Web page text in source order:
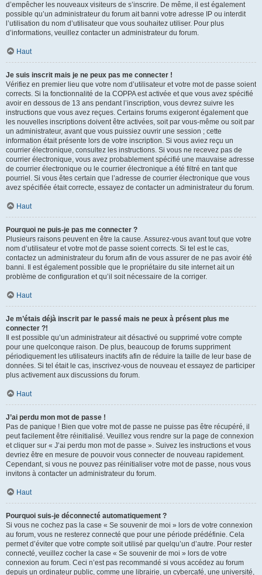
d’empêcher les nouveaux visiteurs de s’inscrire. De même, il est également
possible qu’un administrateur du forum ait banni votre adresse IP ou interdit
l’utilisation du nom d’utilisateur que vous souhaitez utiliser. Pour plus
d’informations, veuillez contacter un administrateur du forum.
Haut
Je suis inscrit mais je ne peux pas me connecter !
Vérifiez en premier lieu que votre nom d’utilisateur et votre mot de passe soient
corrects. Si la fonctionnalité de la COPPA est activée et que vous avez spécifié
avoir en dessous de 13 ans pendant l’inscription, vous devrez suivre les
instructions que vous avez reçues. Certains forums exigeront également que
les nouvelles inscriptions doivent être activées, soit par vous-même ou soit par
un administrateur, avant que vous puissiez ouvrir une session ; cette
information était présente lors de votre inscription. Si vous aviez reçu un
courrier électronique, consultez les instructions. Si vous ne recevez pas de
courrier électronique, vous avez probablement spécifié une mauvaise adresse
de courrier électronique ou le courrier électronique a été filtré en tant que
pourriel. Si vous êtes certain que l’adresse de courrier électronique que vous
avez spécifiée était correcte, essayez de contacter un administrateur du forum.
Haut
Pourquoi ne puis-je pas me connecter ?
Plusieurs raisons peuvent en être la cause. Assurez-vous avant tout que votre
nom d’utilisateur et votre mot de passe soient corrects. Si tel est le cas,
contactez un administrateur du forum afin de vous assurer de ne pas avoir été
banni. Il est également possible que le propriétaire du site internet ait un
problème de configuration et qu’il soit nécessaire de la corriger.
Haut
Je m’étais déjà inscrit par le passé mais ne peux à présent plus me
connecter ?!
Il est possible qu’un administrateur ait désactivé ou supprimé votre compte
pour une quelconque raison. De plus, beaucoup de forums suppriment
périodiquement les utilisateurs inactifs afin de réduire la taille de leur base de
données. Si tel était le cas, inscrivez-vous de nouveau et essayez de participer
plus activement aux discussions du forum.
Haut
J’ai perdu mon mot de passe !
Pas de panique ! Bien que votre mot de passe ne puisse pas être récupéré, il
peut facilement être réinitialisé. Veuillez vous rendre sur la page de connexion
et cliquer sur « J’ai perdu mon mot de passe ». Suivez les instructions et vous
devriez être en mesure de pouvoir vous connecter de nouveau rapidement.
Cependant, si vous ne pouvez pas réinitialiser votre mot de passe, nous vous
invitons à contacter un administrateur du forum.
Haut
Pourquoi suis-je déconnecté automatiquement ?
Si vous ne cochez pas la case « Se souvenir de moi » lors de votre connexion
au forum, vous ne resterez connecté que pour une période prédéfinie. Cela
permet d’éviter que votre compte soit utilisé par quelqu’un d’autre. Pour rester
connecté, veuillez cocher la case « Se souvenir de moi » lors de votre
connexion au forum. Ceci n’est pas recommandé si vous accédez au forum
depuis un ordinateur public, comme une librairie, un cybercafé, une université,